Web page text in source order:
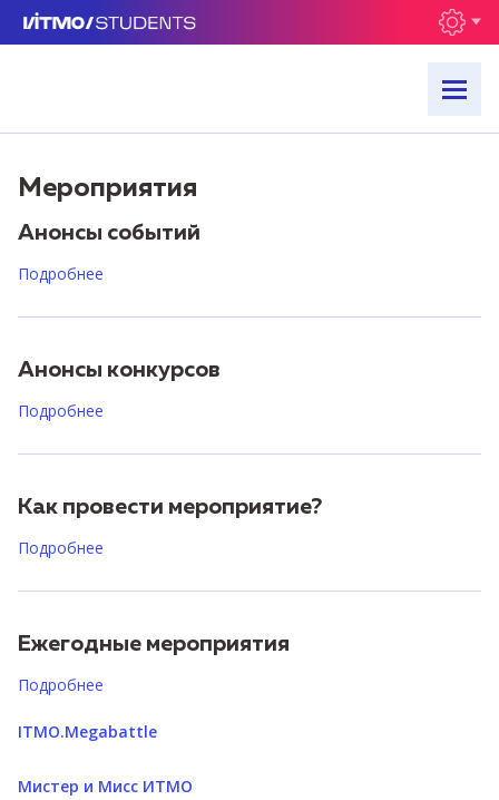
Мероприятия
Анонсы событий
Подробнее
Анонсы конкурсов
Подробнее
Как провести мероприятие?
Подробнее
Ежегодные мероприятия
Подробнее
ITMO.Megabattle
Мистер и Мисс ИТМО